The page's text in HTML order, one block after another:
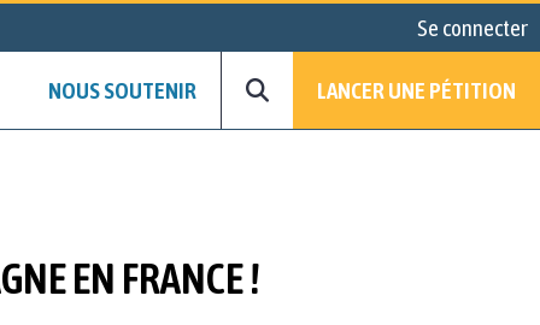
Se connecter
NOUS SOUTENIR LANCER UNE PÉTITION
EN FRANCE !